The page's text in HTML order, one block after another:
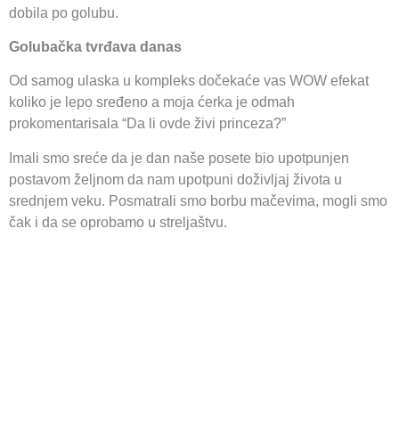
dobila po golubu.
Golubačka tvrđava danas
Od samog ulaska u kompleks dočekaće vas WOW efekat
koliko je lepo sređeno a moja ćerka je odmah
prokomentarisala “Da li ovde živi princeza?”
Imali smo sreće da je dan naše posete bio upotpunjen
postavom željnom da nam upotpuni doživljaj života u
srednjem veku. Posmatrali smo borbu mačevima, mogli smo
čak i da se oprobamo u streljaštvu.